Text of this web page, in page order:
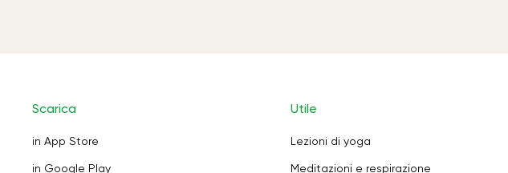
Scarica
in App Store
in Google Play
Utile
Lezioni di yoga
Meditazioni e respirazione